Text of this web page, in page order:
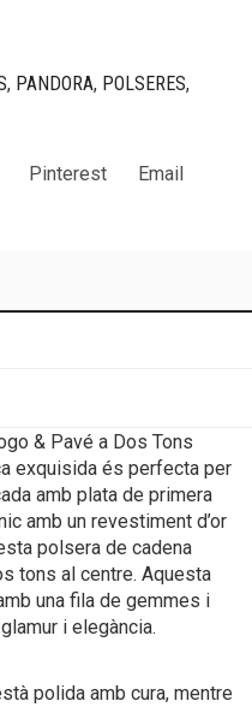
, PANDORA, POLSERES,
Pinterest Email
& Pavé a Dos Tons
exquisida és perfecta per
amb plata de primera
amb un revestiment d’or
polsera de cadena
tons al centre. Aquesta
una fila de gemmes i
i elegància.
polida amb cura, mentre